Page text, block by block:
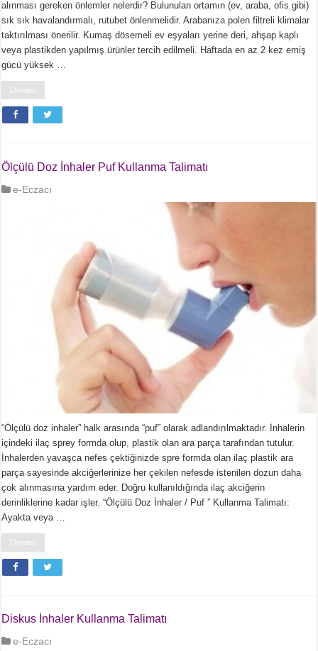
alınması gereken önlemler nelerdir? Bulunulan ortamın (ev, araba, ofis gibi)
sık sık havalandırmalı, rutubet önlenmelidir. Arabanıza polen filtreli klimalar
taktırılması önerilir. Kumaş dösemeli ev eşyaları yerine deri, ahşap kaplı
veya plastikden yapılmış ürünler tercih edilmeli. Haftada en az 2 kez emiş
gücü yüksek …
Devamı
Ölçülü Doz İnhaler Puf Kullanma Talimatı
e-Eczacı
“Ölçülü doz inhaler” halk arasında “puf” olarak adlandırılmaktadır. İnhalerin
içindeki ilaç sprey formda olup, plastik olan ara parça tarafından tutulur.
İnhalerden yavaşca nefes çektiğinizde spre formda olan ilaç plastik ara
parça sayesinde akciğerlerinize her çekilen nefesde istenilen dozun daha
çok alınmasına yardım eder. Doğru kullanıldığında ilaç akciğerin
derinliklerine kadar işler. “Ölçülü Doz İnhaler / Puf ” Kullanma Talimatı:
Ayakta veya …
Devamı
Diskus İnhaler Kullanma Talimatı
e-Eczacı